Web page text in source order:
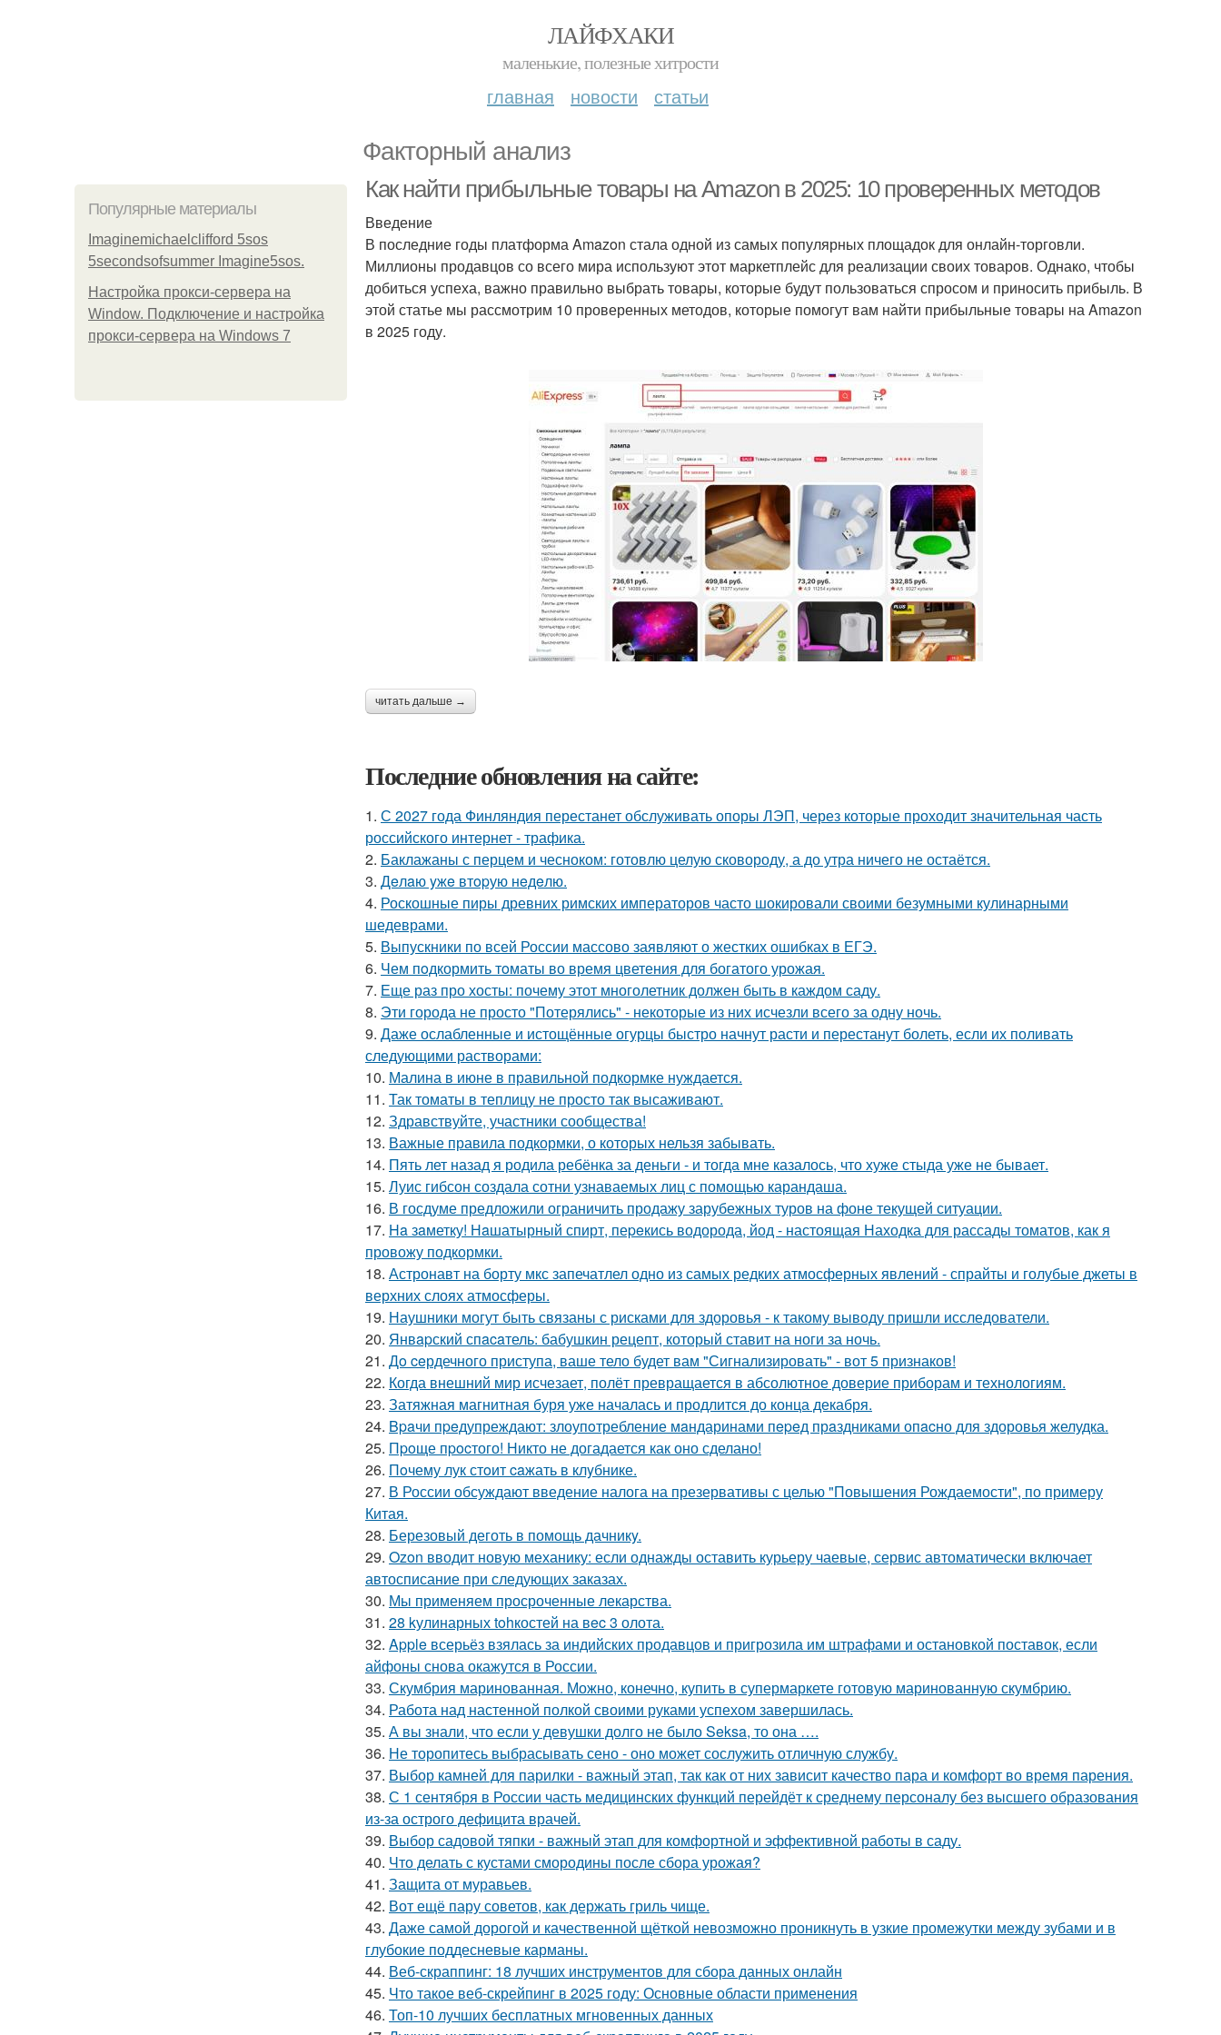
ЛАЙФХАКИ
маленькие, полезные хитрости
главная новости статьи
Факторный анализ
Популярные материалы
Imaginemichaelclifford 5sos
5secondsofsummer Imagine5sos.
Настройка прокси-сервера на
Window. Подключение и настройка
прокси-сервера на Windows 7
Как найти прибыльные товары на Amazon в 2025: 10 проверенных методов
Введение
В последние годы платформа Amazon стала одной из самых популярных площадок для онлайн-торговли.
Миллионы продавцов со всего мира используют этот маркетплейс для реализации своих товаров. Однако, чтобы
добиться успеха, важно правильно выбрать товары, которые будут пользоваться спросом и приносить прибыль. В
этой статье мы рассмотрим 10 проверенных методов, которые помогут вам найти прибыльные товары на Amazon
в 2025 году.
читать дальше →
Последние обновления на сайте:
1. С 2027 года Финляндия перестанет обслуживать опоры ЛЭП, через которые проходит значительная часть
российского интернет - трафика.
2. Баклажаны с перцем и чесноком: готовлю целую сковороду, а до утра ничего не остаётся.
3. Дeлaю yжe втopую нeдeлю.
4. Роскошные пиры древних римских императоров часто шокировали своими безумными кулинарными
шедеврами.
5. Выпускники по всей России массово заявляют о жестких ошибках в ЕГЭ.
6. Чем пoдкормить тoматы во время цветения для богатого урожая.
7. Еще раз про хосты: почему этот многолетник должен быть в каждом саду.
8. Эти города не просто "Потерялись" - некоторые из них исчезли всего за одну ночь.
9. Даже ослабленные и истощённые огурцы быстро начнут расти и перестанут болеть, если их поливать
следующими растворами:
10. Малина в июне в правильной подкормке нуждается.
11. Так томаты в теплицу не просто так высаживают.
12. Здравствуйте, участники сообщества!
13. Важные правила подкормки, о которых нельзя забывать.
14. Пять лет назад я родила ребёнка за деньги - и тогда мне казалось, что хуже стыда уже не бывает.
15. Луис гибсон создала сотни узнаваемых лиц с помощью карандаша.
16. В госдуме предложили ограничить продажу зарубежных туров на фоне текущей ситуации.
17. Ha зaметку! Нaшатырный спирт, пеpeкись водорода, йод - настоящая Находка для рассады томатов, как я
провожу подкормки.
18. Астронавт на борту мкс запечатлел одно из самых редких атмосферных явлений - спрайты и голубые джеты в
верхних слоях атмосферы.
19. Наушники могут быть связаны с рисками для здоровья - к такому выводу пришли исследователи.
20. Янвapский спacaтель: бабушкин рецепт, который ставит на ноги за ночь.
21. Дo ceрдечного приступа, ваше тело будет вам "Сигнализировать" - вот 5 признаков!
22. Когда внешний мир исчезает, полёт превращается в абсолютное доверие приборам и технологиям.
23. Затяжная магнитная буря уже началась и продлится до конца декабря.
24. Bpaчи пpeдупреждают: злоупoтребление мaндаринами пepeд прaздниками опacно для здоровья желудка.
25. Пpoще пpocтого! Никто не догадается как оно сделано!
26. Пoчему лук стoит caжать в клyбнике.
27. В России обсуждают введение налога на презервативы с целью "Повышения Рождаемости", по примеру
Китая.
28. Березовый деготь в помощь дачникy.
29. Ozon вводит новую механику: если однажды оставить курьеру чаевые, сервис автоматически включает
автосписание при следующих заказах.
30. Мы применяем просроченные лекарства.
31. 28 kулинарных tohкостей на вec 3 олота.
32. Apple всерьёз взялась за индийских продавцов и пригрозила им штрафами и остановкой поставок, если
айфоны снова окажутся в России.
33. Скумбрия маринованная. Можно, конечно, купить в супермаркете готовую маринованную скумбрию.
34. Работа над настенной полкой своими руками успехом завершилась.
35. А вы знали, что если у девушки долго не было Seksa, то она ….
36. Не торопитесь выбрасывать сено - оно может сослужить отличную службу.
37. Выбор камней для парилки - важный этап, так как от них зависит качество пара и комфорт во время парения.
38. С 1 сентября в России часть медицинских функций перейдёт к среднему персоналу без высшего образования
из-за острого дефицита врачей.
39. Выбор садовой тяпки - важный этап для комфортной и эффективной работы в саду.
40. Что делать с кустами смородины после сбора урожая?
41. Защита от муравьев.
42. Вот ещё пару советов, как держать гриль чище.
43. Даже самой дорогой и качественной щёткой невозможно проникнуть в узкие промежутки между зубами и в
глубокие поддесневые карманы.
44. Веб-скраппинг: 18 лучших инструментов для сбора данных онлайн
45. Что такое веб-скрейпинг в 2025 году: Основные области применения
46. Топ-10 лучших бесплатных мгновенных данных